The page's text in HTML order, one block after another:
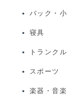
バック・
寝具
トランク
スポーツ
楽器・音楽